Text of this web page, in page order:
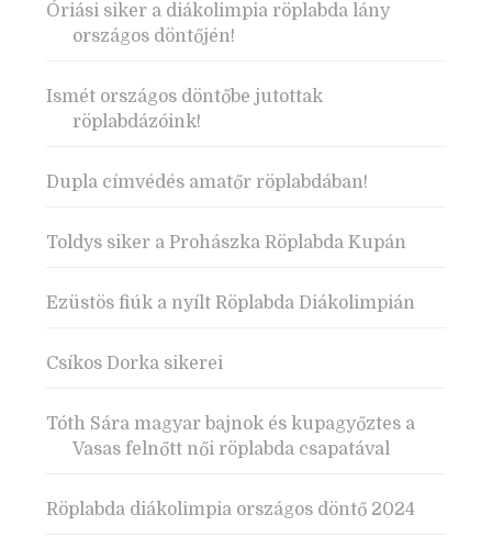
Óriási siker a diákolimpia röplabda lány
országos döntőjén!
Ismét országos döntőbe jutottak
röplabdázóink!
Dupla címvédés amatőr röplabdában!
Toldys siker a Prohászka Röplabda Kupán
Ezüstös fiúk a nyílt Röplabda Diákolimpián
Csíkos Dorka sikerei
Tóth Sára magyar bajnok és kupagyőztes a
Vasas felnőtt női röplabda csapatával
Röplabda diákolimpia országos döntő 2024